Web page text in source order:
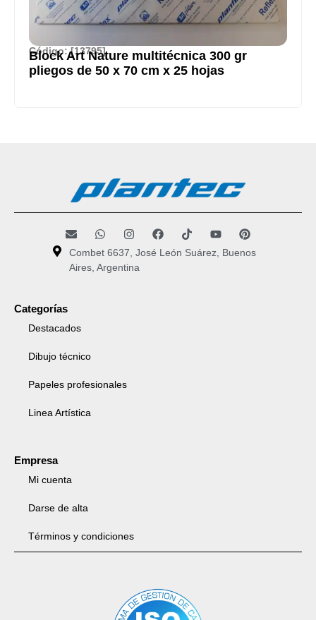
Código: [13795]
Block Art Nature multitécnica 300 gr
pliegos de 50 x 70 cm x 25 hojas
Combet 6637, José León Suárez, Buenos
Aires, Argentina
Categorías
Destacados
Dibujo técnico
Papeles profesionales
Linea Artística
Empresa
Mi cuenta
Darse de alta
Términos y condiciones